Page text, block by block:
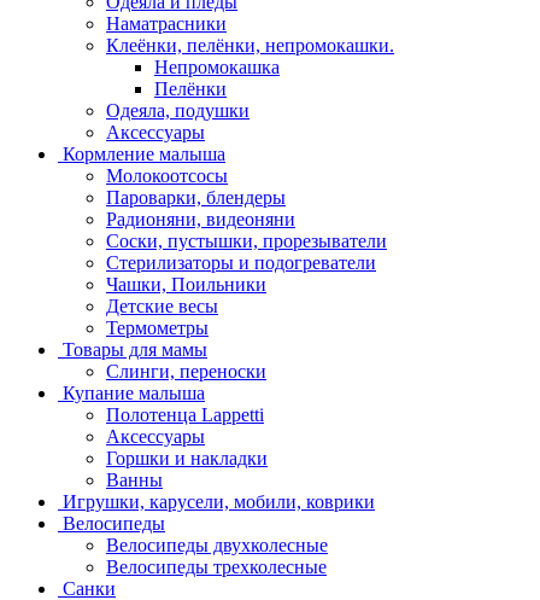
Наматрасники
Клеёнки, пелёнки, непромокашки.
Непромокашка
Пелёнки
Одеяла, подушки
Аксессуары
Кормление малыша
Молокоотсосы
Пароварки, блендеры
Радионяни, видеоняни
Соски, пустышки, прорезыватели
Стерилизаторы и подогреватели
Чашки, Поильники
Детские весы
Термометры
Товары для мамы
Слинги, переноски
Купание малыша
Полотенца Lappetti
Аксессуары
Горшки и накладки
Ванны
Игрушки, карусели, мобили, коврики
Велосипеды
Велосипеды двухколесные
Велосипеды трехколесные
Санки